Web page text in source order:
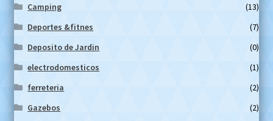
Camping
(13)
Deportes &fitnes
(7)
Deposito de Jardin
(0)
electrodomesticos
(1)
ferreteria
(2)
Gazebos
(2)